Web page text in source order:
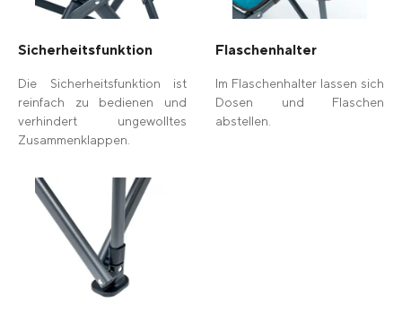
Sicherheitsfunktion
Die Sicherheitsfunktion ist
reinfach zu bedienen und
verhindert ungewolltes
Zusammenklappen.
Flaschenhalter
Im Flaschenhalter lassen sich
Dosen und Flaschen
abstellen.